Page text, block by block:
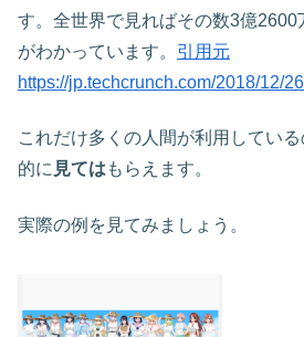
す。全世界で見ればその数3億2600
がわかっています。 引用元
https://jp.techcrunch.com/2018/12/
これだけ多くの人間が利用してい
的に 見ては もらえます。
実際の例を見てみましょう。